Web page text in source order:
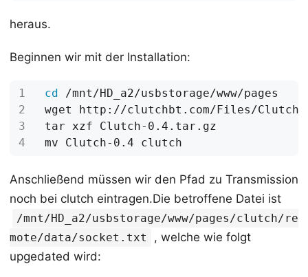
heraus.
Beginnen wir mit der Installation:
cd
Anschließend müssen wir den Pfad zu Transmission
noch bei clutch eintragen.Die betroffene Datei ist
/mnt/HD_a2/usbstorage/www/pages/clutch/re
mote/data/socket.txt
, welche wie folgt
upgedated wird: